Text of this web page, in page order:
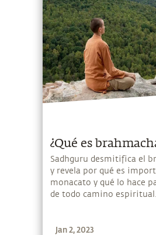
¿Qué es
Sadhguru desmitifica el
y revela por qué es
monacato y qué lo hace
de todo camino espiritual.
Jan 2, 2023